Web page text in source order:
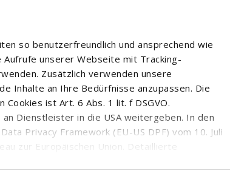
so benutzerfreundlich und ansprechend wie
unserer Webseite mit Tracking-
Zusätzlich verwenden unsere
Inhalte an Ihre Bedürfnisse anzupassen. Die
ist Art. 6 Abs. 1 lit. f DSGVO.
Dienstleister in die USA weitergeben. In den
Privacy Framework (EU-US DPF) vom 10. Juli
zur Europäischen Union. Detaillierte